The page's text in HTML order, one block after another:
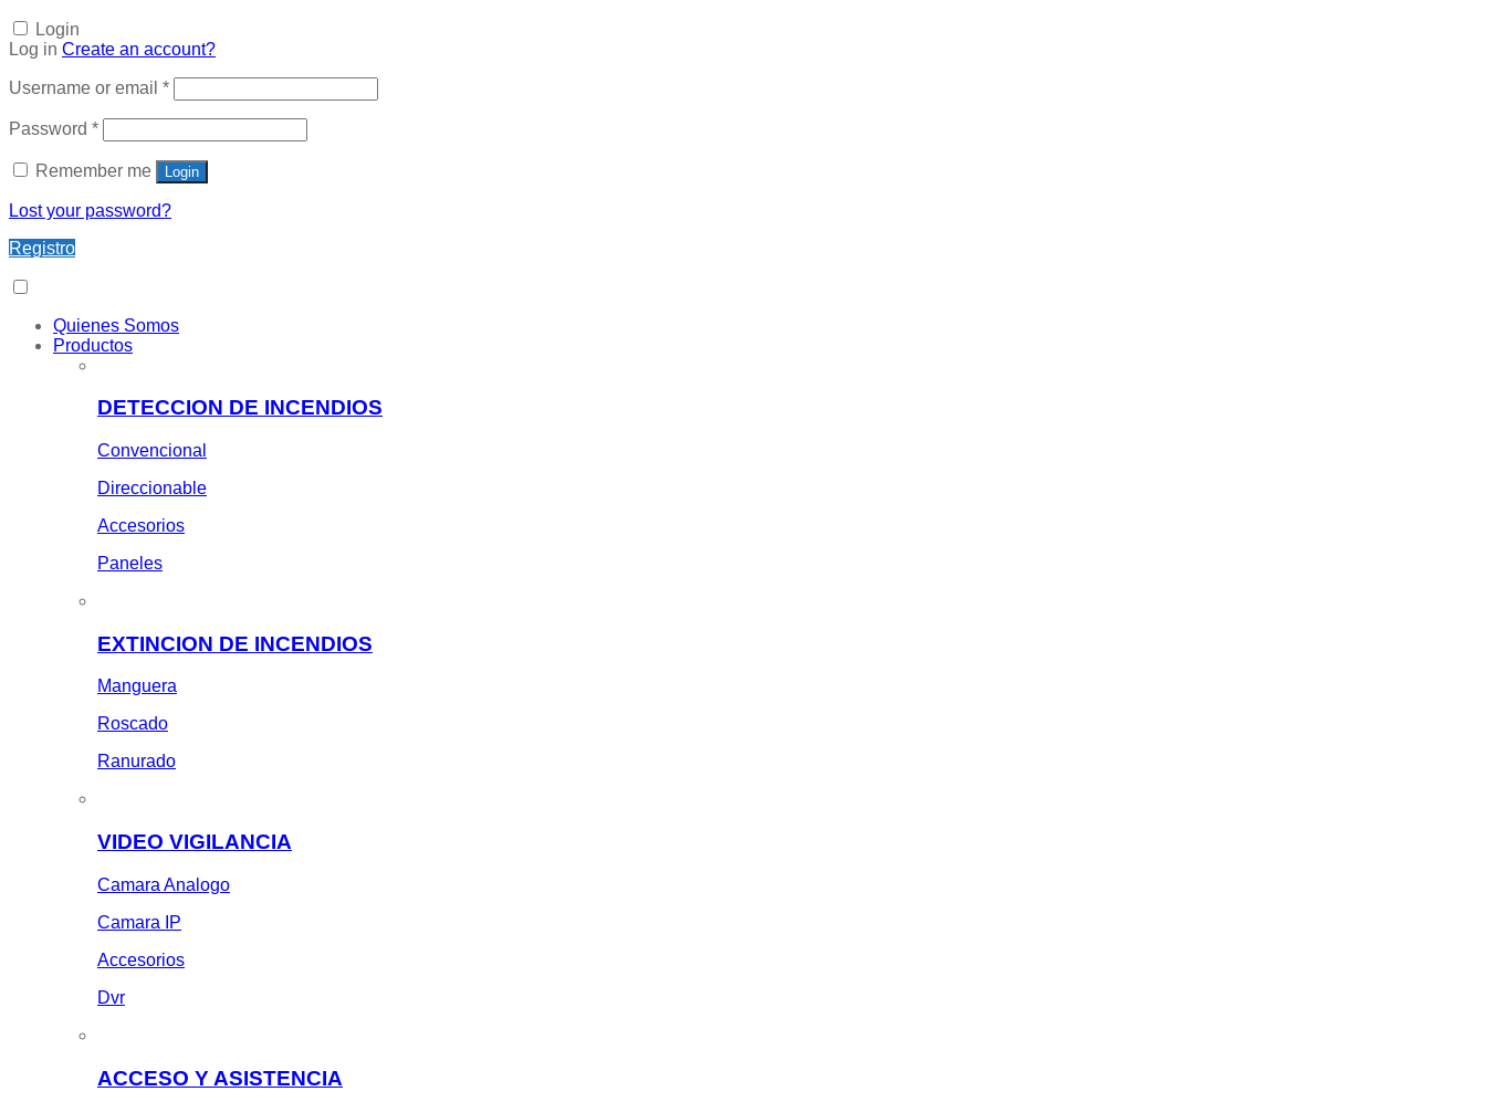
Login
Log in Create an account?
Username or email *
Password *
Remember me Login
Lost your password?
Registro
Quienes Somos
Productos
DETECCION DE INCENDIOS
Convencional
Direccionable
Accesorios
Paneles
EXTINCION DE INCENDIOS
Manguera
Roscado
Ranurado
VIDEO VIGILANCIA
Camara Analogo
Camara IP
Accesorios
Dvr
ACCESO Y ASISTENCIA